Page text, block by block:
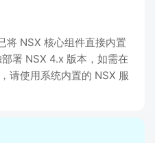
将 NSX 核心组件直接内置
署 NSX 4.x 版本，如需在
请使用系统内置的 NSX 服